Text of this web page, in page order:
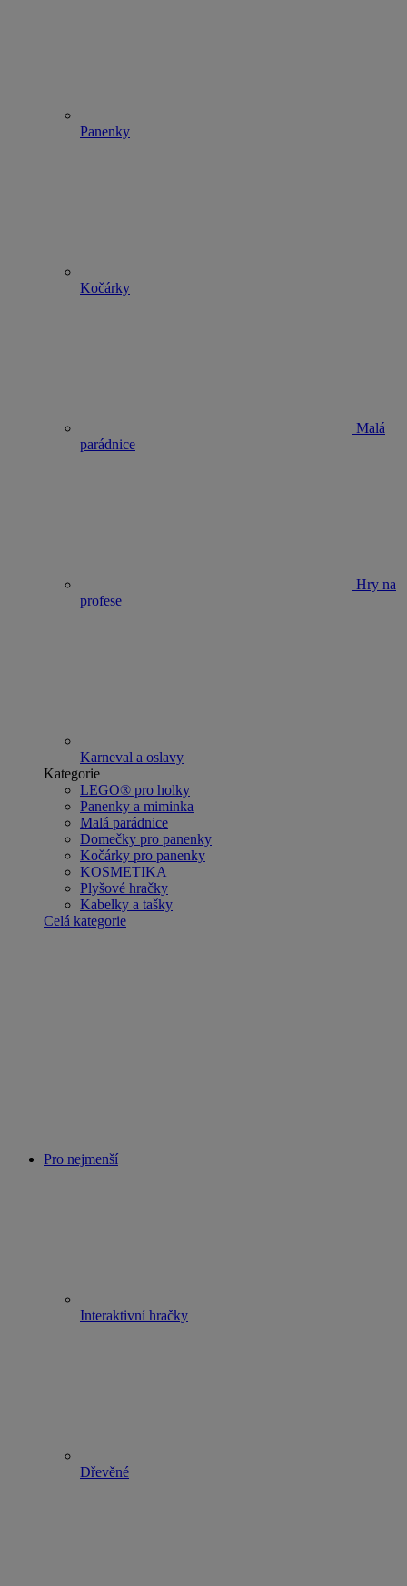
Panenky
Kočárky
Malá
parádnice
Hry na
profese
Karneval a oslavy
Kategorie
LEGO® pro holky
Panenky a miminka
Malá parádnice
Domečky pro panenky
Kočárky pro panenky
KOSMETIKA
Plyšové hračky
Kabelky a tašky
Celá kategorie
Pro nejmenší
Interaktivní hračky
Dřevěné